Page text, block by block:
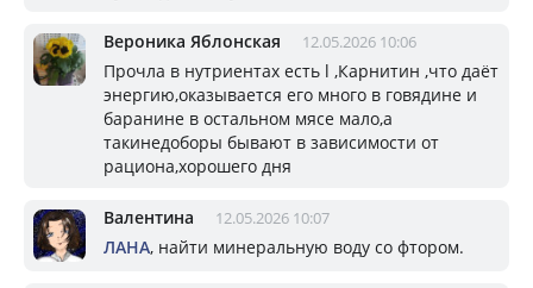
Вероника Яблонская 12.05.2026 10:06
Прочла в нутриентах есть l ,Карнитин ,что даёт
энергию,оказывается его много в говядине и
баранине в остальном мясе мало,а
такинедоборы бывают в зависимости от
рациона,хорошего дня
Валентина 12.05.2026 10:07
ЛАНА, найти минеральную воду со фтором.